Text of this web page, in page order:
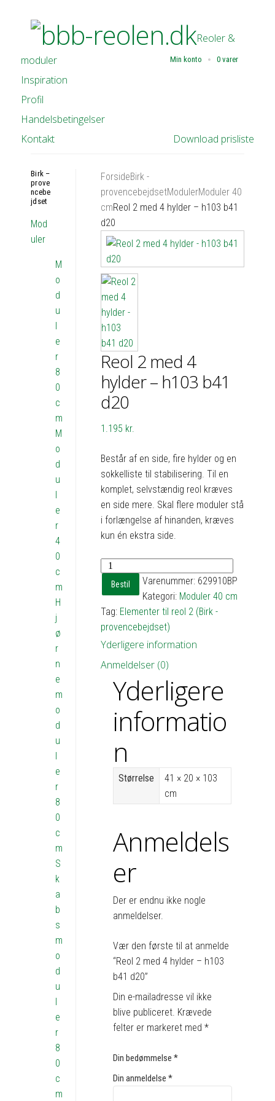
Min konto 0 varer
Reoler &
moduler
Inspiration
Profil
Handelsbetingelser
Download prisliste
Kontakt
ForsideBirk -
provencebejdsetModulerModuler 40
cmReol 2 med 4 hylder – h103 b41
d20
Reol 2 med 4
hylder – h103 b41
d20
1.195 kr.
Består af en side, fire hylder og en
sokkelliste til stabilisering. Til en
komplet, selvstændig reol kræves
en side mere. Skal flere moduler stå
i forlængelse af hinanden, kræves
kun én ekstra side.
Reol
med
4
hylder
-
b41
d20
Bestil Varenummer: 629910BP
Kategori: Moduler 40 cm
Tag: Elementer til reol 2 (Birk -
provencebejdset)
Yderligere information
Anmeldelser (0)
Yderligere
informatio
n
Størrelse
41 × 20 × 103
cm
Anmeldels
er
Der er endnu ikke nogle
anmeldelser.
Vær den første til at anmelde
“Reol 2 med 4 hylder – h103
b41 d20”
Din e-mailadresse vil ikke
blive publiceret. Krævede
felter er markeret med*
Din bedømmelse*
Din anmeldelse*
Birk –
prove
ncebe
jdset
Mod
uler
M
o
d
u
l
e
r
8
0
c
m
M
o
d
u
l
e
r
4
0
c
m
H
j
ø
r
n
e
m
o
d
u
l
e
r
8
0
c
m
S
k
a
b
s
m
o
d
u
l
e
r
8
0
c
m